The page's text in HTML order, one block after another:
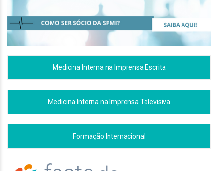
Medicina Interna na Imprensa Escrita
Medicina Interna na Imprensa Televisiva
Formação Internacional